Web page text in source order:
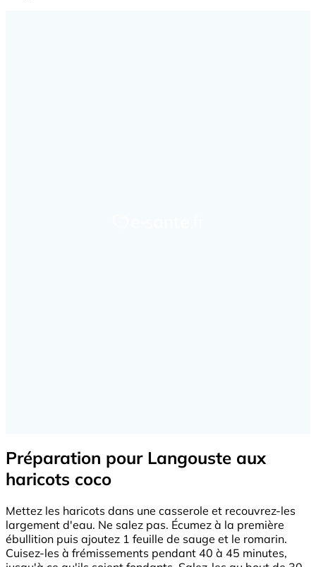
Préparation pour Langouste aux
haricots coco
Mettez les haricots dans une casserole et recouvrez-les
largement d'eau. Ne salez pas. Écumez à la première
ébullition puis ajoutez 1 feuille de sauge et le romarin.
Cuisez-les à frémissements pendant 40 à 45 minutes,